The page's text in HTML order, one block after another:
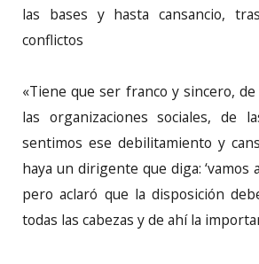
las bases y hasta cansancio,
conflictos
«Tiene que ser franco y sincero,
las organizaciones sociales, de
sentimos ese debilitamiento y
haya un dirigente que diga: ‘vamos
pero aclaró que la disposición
todas las cabezas y de ahí la